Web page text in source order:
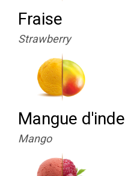
Fraise
Strawberry
Mangue d'inde
Mango